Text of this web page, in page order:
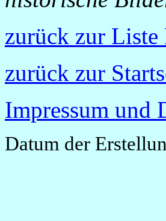
zurück zur Liste
zurück zur
Impressum und
Datum der